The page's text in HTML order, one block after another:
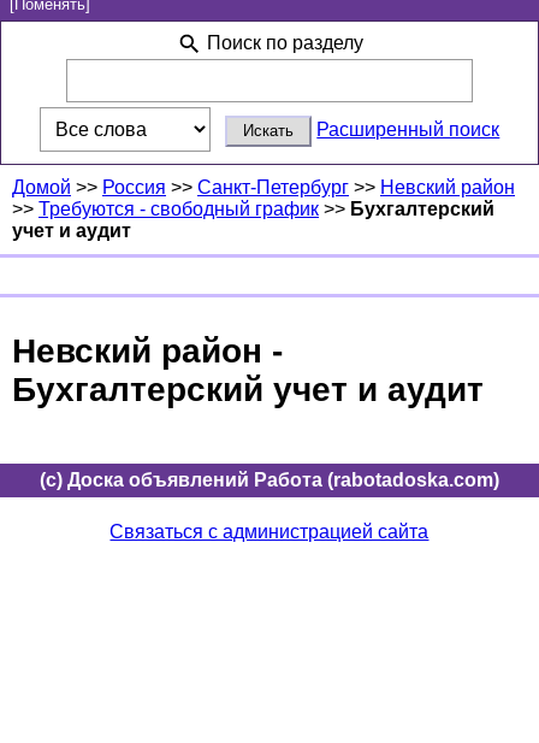
[Поменять]
Поиск по разделу
Расширенный поиск
Домой >> Россия >> Санкт-Петербург >> Невский район
>> Требуются - свободный график >> Бухгалтерский
учет и аудит
Невский район -
Бухгалтерский учет и аудит
(c) Доска объявлений Работа (rabotadoska.com)
Связаться с администрацией сайта